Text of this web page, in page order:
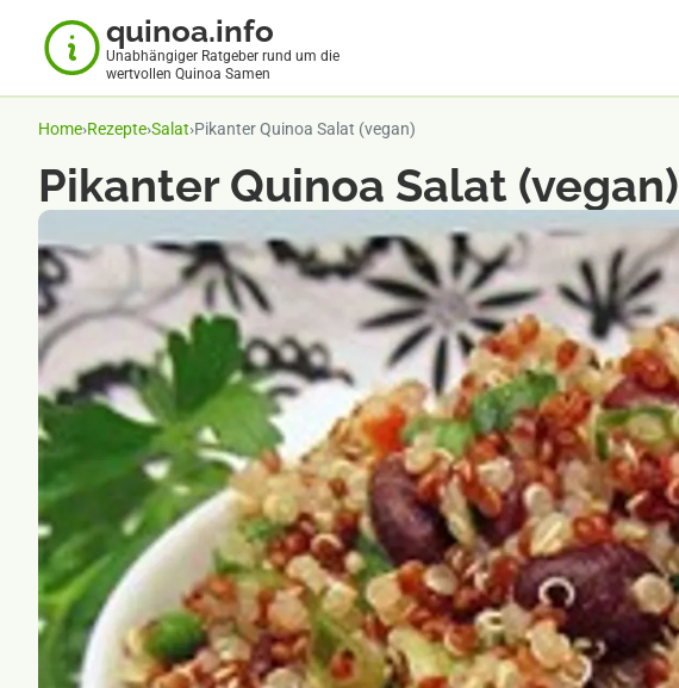
quinoa.info
Unabhängiger Ratgeber rund um die
wertvollen Quinoa Samen
Home›Rezepte›Salat›Pikanter Quinoa Salat (vegan)
Pikanter Quinoa Salat (vegan)